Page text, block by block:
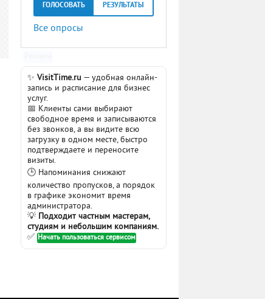
ГОЛОСОВАТЬ РЕЗУЛЬТАТЫ
Все опросы
✨ VisitTime.ru — удобная онлайн-
запись и расписание для бизнес
услуг.
📅 Клиенты сами выбирают
свободное время и записываются
без звонков, а вы видите всю
загрузку в одном месте, быстро
подтверждаете и переносите
визиты.
🕒 Напоминания снижают
количество пропусков, а порядок
в графике экономит время
администратора.
💡 Подходит частным мастерам,
студиям и небольшим компаниям.
✅ Начать пользоваться сервисом